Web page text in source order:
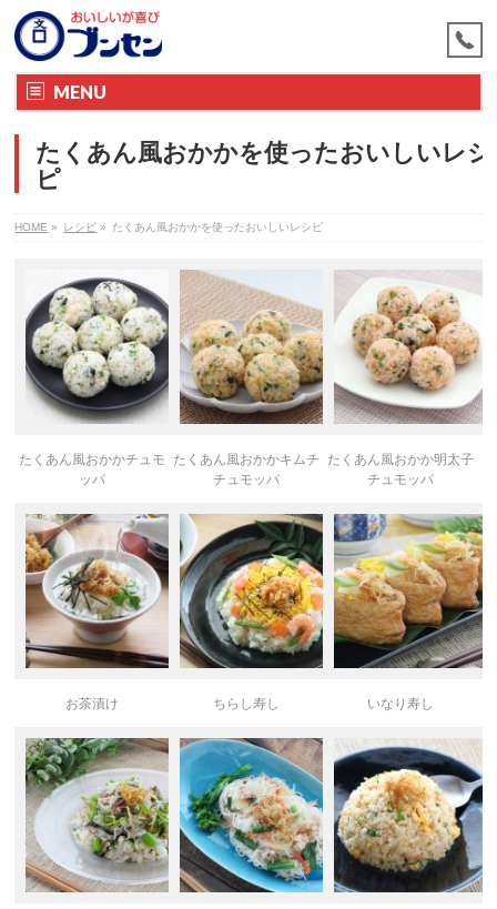
MENU
たくあん風おかかを使ったおいしいレシ
ピ
HOME » レシピ » たくあん風おかかを使ったおいしいレシピ
たくあん風おかかチュモ
ッパ
たくあん風おかかキムチ
チュモッパ
たくあん風おかか明太子
チュモッパ
お茶漬け ちらし寿し いなり寿し